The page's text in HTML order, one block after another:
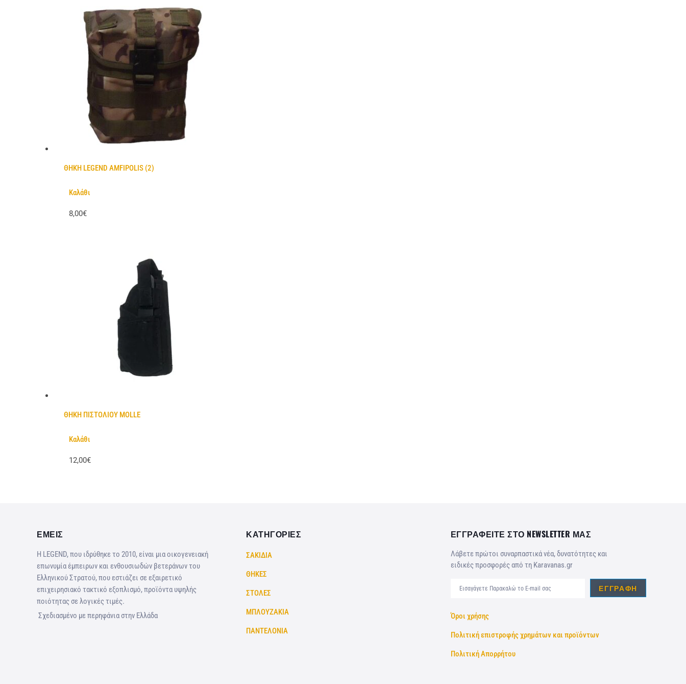
ΘΗΚΗ LEGEND AMFIPOLIS (2)
Καλάθι
8,00€
ΘΗΚΗ ΠΙΣΤΟΛΙΟΥ MOLLE
Καλάθι
12,00€
ΕΜΕΙΣ
Η LEGEND, που ιδρύθηκε το 2010, είναι μια οικογενειακή
επωνυμία έμπειρων και ενθουσιωδών βετεράνων του
Ελληνικού Στρατού, που εστιάζει σε εξαιρετικό
επιχειρησιακό τακτικό εξοπλισμό, προϊόντα υψηλής
ποιότητας σε λογικές τιμές.
Σχεδιασμένο με περηφάνια στην Ελλάδα
ΚΑΤΗΓΟΡΙΕΣ
ΣΑΚΙΔΙΑ
ΘΗΚΕΣ
ΣΤΟΛΕΣ
ΜΠΛΟΥΖΑΚΙΑ
ΠΑΝΤΕΛΟΝΙΑ
ΕΓΓΡΑΦΕΙΤΕ ΣΤΟ NEWSLETTER ΜΑΣ
Λάβετε πρώτοι συναρπαστικά νέα, δυνατότητες και
ειδικές προσφορές από τη Karavanas.gr
ΕΓΓΡΑΦΉ
Όροι χρήσης
Πολιτική επιστροφής χρημάτων και προϊόντων
Πολιτική Απορρήτου